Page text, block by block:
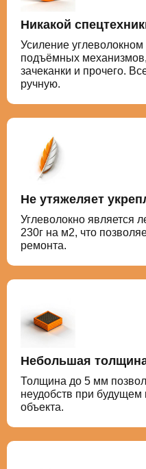
Никакой
Усиление
подъёмных
зачеканки и прочего.
ручную.
Не утяжеляет
Углеволокно является
230г на м2, что
ремонта.
Небольшая
Толщина до 5 мм
неудобств при будущем
объекта.